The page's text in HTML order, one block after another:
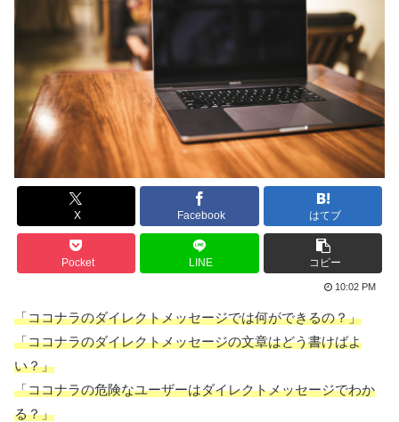
X Facebook はてブ
Pocket LINE コピー
10:02 PM
「ココナラのダイレクトメッセージでは何ができるの？」
「ココナラのダイレクトメッセージの文章はどう書けばよ
い？」
「ココナラの危険なユーザーはダイレクトメッセージでわか
る？」